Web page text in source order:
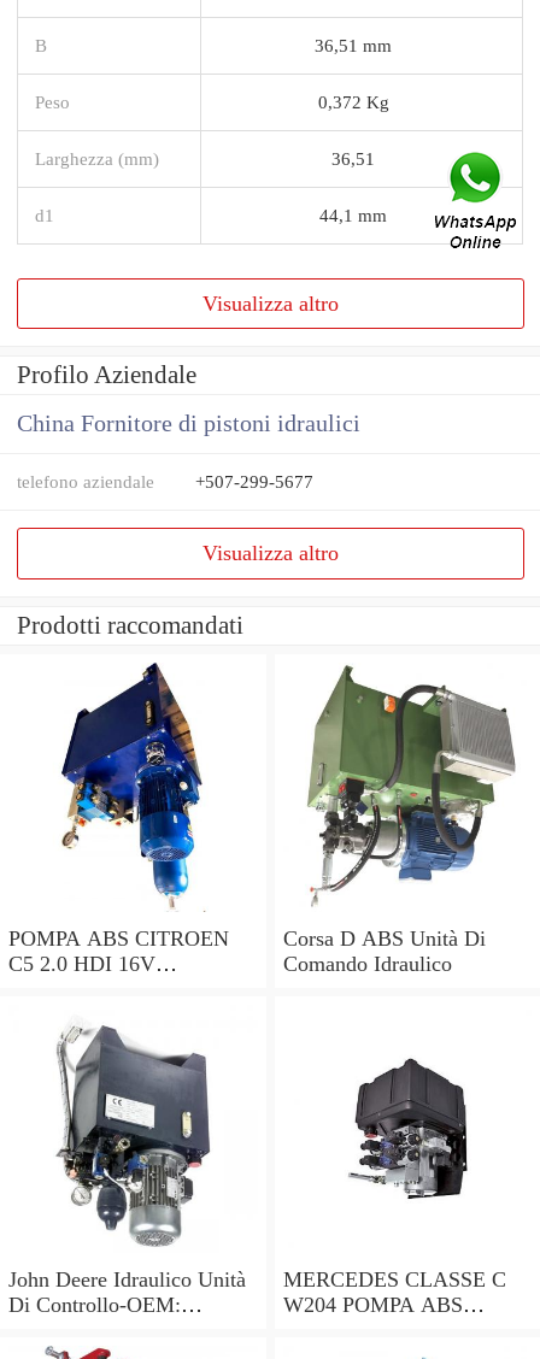
B 36,51 mm
Peso 0,372 Kg
Larghezza (mm) 36,51
d1 44,1 mm
Visualizza altro
Profilo Aziendale
China Fornitore di pistoni idraulici
telefono aziendale +507-299-5677
Visualizza altro
Prodotti raccomandati
POMPA ABS CITROEN
C5 2.0 HDI 16V
Corsa D ABS Unità Di
Comando Idraulico
John Deere Idraulico Unità
Di Controllo-OEM:
MERCEDES CLASSE C
W204 POMPA ABS